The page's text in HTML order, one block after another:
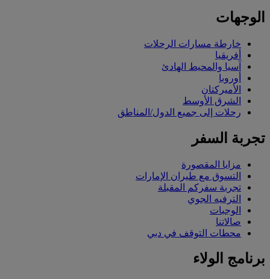
الوجهات
خارطة مسارات الرحلات
أفريقيا
آسيا والمحيط الهادئ
أوروبا
الأميركتان
الشرق الأوسط
رحلات إلى جميع الدول/المناطق
تجربة السفر
مزايا المقصورة
التسوق مع طيران الإمارات
تجربة سفركم المقبلة
الترفيه الجوي
الوجبات
صالاتنا
محطات التوقف في دبي
برنامج الولاء